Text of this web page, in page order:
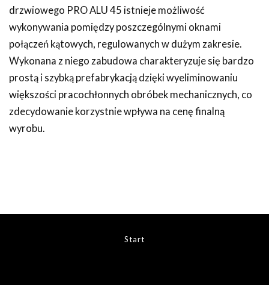
drzwiowego PRO ALU 45 istnieje możliwość
wykonywania pomiędzy poszczególnymi oknami
połączeń kątowych, regulowanych w dużym zakresie.
Wykonana z niego zabudowa charakteryzuje się bardzo
prostą i szybką prefabrykacją dzięki wyeliminowaniu
większości pracochłonnych obróbek mechanicznych, co
zdecydowanie korzystnie wpływa na cenę finalną
wyrobu.
Start